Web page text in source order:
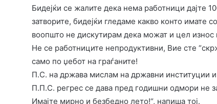
Бидејќи се жалите дека нема работници дајте
затворите, бидејќи гледаме какво конто имате
воопшто не дискутирам дека можат и цел износ
Не се работниците непродуктивни, Вие сте
само по џебот на граѓаните!
П.С. на држава мислам на државни институции
П.П.С. регрес се дава пред годишни одмори не
Имајте мирно и безбедно лето!“, напиша тој.